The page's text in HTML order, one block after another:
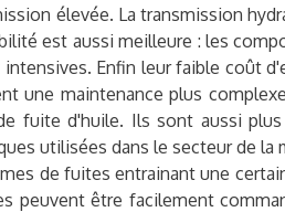
élevée. La transmission
est aussi meilleure : les
Enfin leur faible coût
une maintenance plus
fuite d'huile. Ils sont aussi
utilisées dans le secteur de
de fuites entrainant une
peuvent être facilement